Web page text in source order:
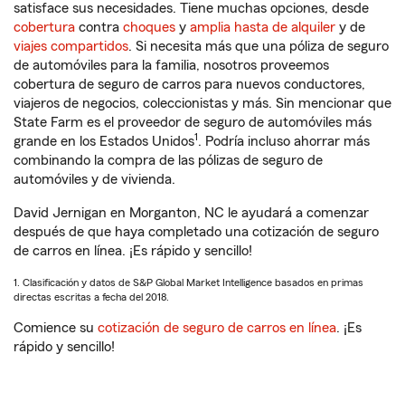
satisface sus necesidades. Tiene muchas opciones, desde
cobertura contra choques y amplia hasta de alquiler y de
viajes compartidos. Si necesita más que una póliza de seguro
de automóviles para la familia, nosotros proveemos
cobertura de seguro de carros para nuevos conductores,
viajeros de negocios, coleccionistas y más. Sin mencionar que
State Farm es el proveedor de seguro de automóviles más
grande en los Estados Unidos1. Podría incluso ahorrar más
combinando la compra de las pólizas de seguro de
automóviles y de vivienda.
David Jernigan en Morganton, NC le ayudará a comenzar
después de que haya completado una cotización de seguro
de carros en línea. ¡Es rápido y sencillo!
1. Clasificación y datos de S&P Global Market Intelligence basados en primas
directas escritas a fecha del 2018.
Comience su cotización de seguro de carros en línea. ¡Es
rápido y sencillo!